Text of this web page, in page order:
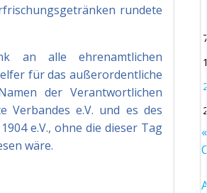
rundete
an alle ehrenamtlichen
für das außerordentliche
der Verantwortlichen
Verbandes e.V. und es des
e.V., ohne die dieser Tag
wäre.
«